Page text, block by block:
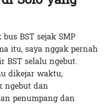
BST sejak SMP
itu, saya nggak pernah
BST selalu ngebut.
dikejar waktu,
ngebut dan
penumpang dan